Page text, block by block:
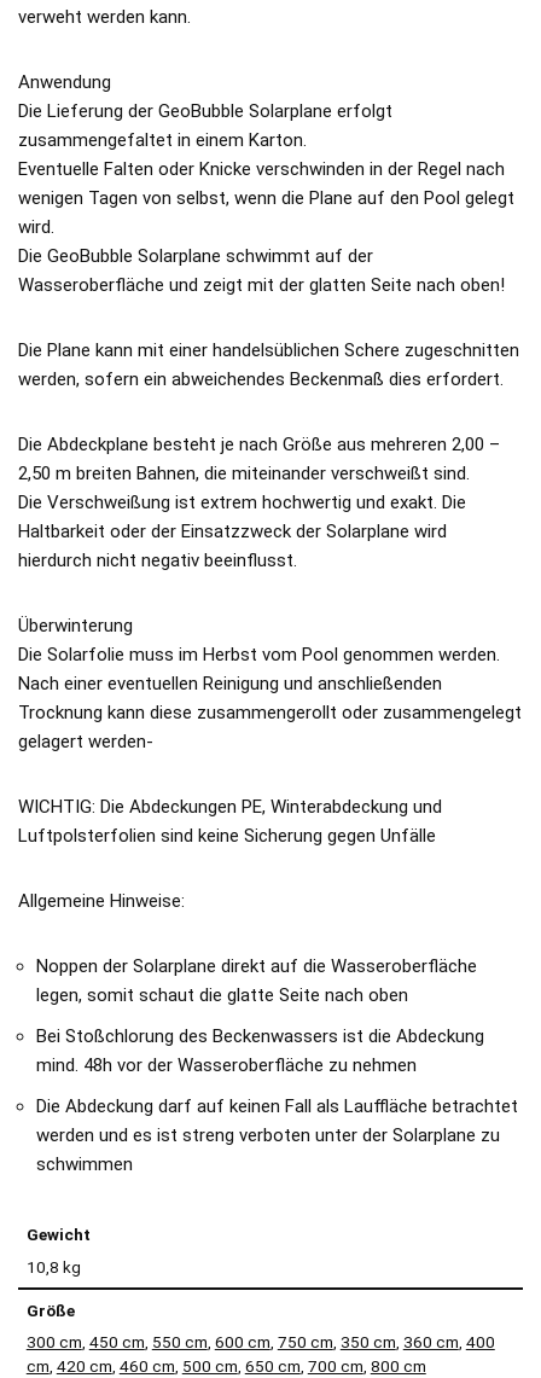
verweht werden kann.
Anwendung
Die Lieferung der GeoBubble Solarplane erfolgt
zusammengefaltet in einem Karton.
Eventuelle Falten oder Knicke verschwinden in der Regel nach
wenigen Tagen von selbst, wenn die Plane auf den Pool gelegt
wird.
Die GeoBubble Solarplane schwimmt auf der
Wasseroberfläche und zeigt mit der glatten Seite nach oben!
Die Plane kann mit einer handelsüblichen Schere zugeschnitten
werden, sofern ein abweichendes Beckenmaß dies erfordert.
Die Abdeckplane besteht je nach Größe aus mehreren 2,00 –
2,50 m breiten Bahnen, die miteinander verschweißt sind.
Die Verschweißung ist extrem hochwertig und exakt. Die
Haltbarkeit oder der Einsatzzweck der Solarplane wird
hierdurch nicht negativ beeinflusst.
Überwinterung
Die Solarfolie muss im Herbst vom Pool genommen werden.
Nach einer eventuellen Reinigung und anschließenden
Trocknung kann diese zusammengerollt oder zusammengelegt
gelagert werden-
WICHTIG: Die Abdeckungen PE, Winterabdeckung und
Luftpolsterfolien sind keine Sicherung gegen Unfälle
Allgemeine Hinweise:
Noppen der Solarplane direkt auf die Wasseroberfläche
legen, somit schaut die glatte Seite nach oben
Bei Stoßchlorung des Beckenwassers ist die Abdeckung
mind. 48h vor der Wasseroberfläche zu nehmen
Die Abdeckung darf auf keinen Fall als Lauffläche betrachtet
werden und es ist streng verboten unter der Solarplane zu
schwimmen
Gewicht
10,8 kg
Größe
300 cm, 450 cm, 550 cm, 600 cm, 750 cm, 350 cm, 360 cm, 400
cm, 420 cm, 460 cm, 500 cm, 650 cm, 700 cm, 800 cm